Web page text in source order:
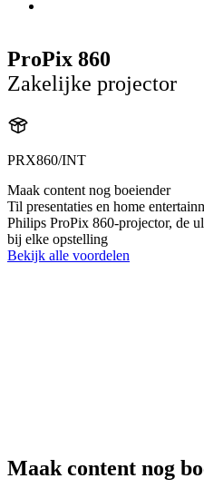
ProPix 860
Zakelijke projector
PRX860/INT
Maak content nog boeiender
Til presentaties en home
Philips ProPix 860-projector, de
bij elke opstelling
Bekijk alle voordelen
Maak content nog